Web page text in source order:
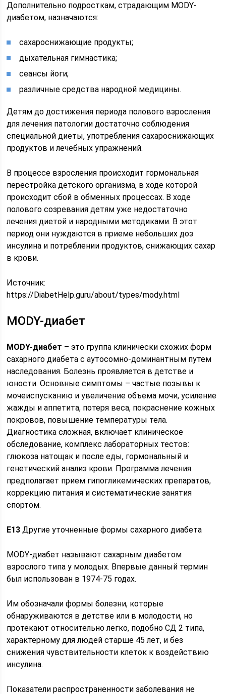
Дополнительно подросткам, страдающим MODY-
диабетом, назначаются:
сахароснижающие продукты;
дыхательная гимнастика;
сеансы йоги;
различные средства народной медицины.
Детям до достижения периода полового взросления
для лечения патологии достаточно соблюдения
специальной диеты, употребления сахароснижающих
продуктов и лечебных упражнений.
В процессе взросления происходит гормональная
перестройка детского организма, в ходе которой
происходит сбой в обменных процессах. В ходе
полового созревания детям уже недостаточно
лечения диетой и народными методиками. В этот
период они нуждаются в приеме небольших доз
инсулина и потреблении продуктов, снижающих сахар
в крови.
Источник:
https://DiabetHelp.guru/about/types/mody.html
MODY-диабет
MODY-диабет – это группа клинически схожих форм
сахарного диабета с аутосомно-доминантным путем
наследования. Болезнь проявляется в детстве и
юности. Основные симптомы – частые позывы к
мочеиспусканию и увеличение объема мочи, усиление
жажды и аппетита, потеря веса, покраснение кожных
покровов, повышение температуры тела.
Диагностика сложная, включает клиническое
обследование, комплекс лабораторных тестов:
глюкоза натощак и после еды, гормональный и
генетический анализ крови. Программа лечения
предполагает прием гипогликемических препаратов,
коррекцию питания и систематические занятия
спортом.
E13 Другие уточненные формы сахарного диабета
MODY-диабет называют сахарным диабетом
взрослого типа у молодых. Впервые данный термин
был использован в 1974-75 годах.
Им обозначали формы болезни, которые
обнаруживаются в детстве или в молодости, но
протекают относительно легко, подобно СД 2 типа,
характерному для людей старше 45 лет, и без
снижения чувствительности клеток к воздействию
инсулина.
Показатели распространенности заболевания не